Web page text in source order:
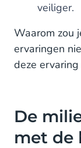
veiliger.
Waarom zou
ervaringen
deze
De
met de